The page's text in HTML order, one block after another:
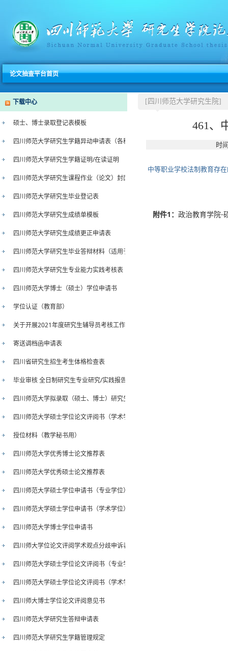
论文抽查平台首页
下载中心
硕士、博士录取登记表模板
四川师范大学研究生学籍异动申请表（各种类型）
四川师范大学研究生学籍证明/在读证明
四川师范大学研究生课程作业（论文）封面
四川师范大学研究生毕业登记表
四川师范大学研究生成绩单模板
四川师范大学研究生成绩更正申请表
四川师范大学研究生毕业答辩材料（适用于单独申请毕业证）
四川师范大学研究生专业能力实践考核表
四川师范大学博士（硕士）学位申请书
学位认证（教育部）
关于开展2021年度研究生辅导员考核工作的通知
寄送调档函申请表
四川省研究生招生考生体格检查表
毕业审核 全日制研究生专业研究/实践报告
四川师范大学拟录取（硕士、博士）研究生档案审查意见表
四川师范大学硕士学位论文评阅书（学术学位）
授位材料（教学秘书用）
四川师范大学优秀博士论文推荐表
四川师范大学优秀硕士论文推荐表
四川师范大学硕士学位申请书（专业学位）
四川师范大学硕士学位申请书（学术学位）
四川师范大学博士学位申请书
四川师大学位论文评阅学术观点分歧申诉表
四川师范大学硕士学位论文评阅书（专业学位）
四川师范大学硕士学位论文评阅书（学术学位）
四川师大博士学位论文评阅意见书
四川师范大学研究生答辩申请表
四川师范大学研究生学籍管理规定
[四川师范大学研究生院]
461、
时
中等职业学校法制教育存
附件1： 政治教育学院-